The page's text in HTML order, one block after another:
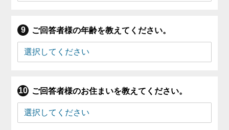
ご回答者様の年齢を教えてください。
ご回答者様のお住まいを教えてください。